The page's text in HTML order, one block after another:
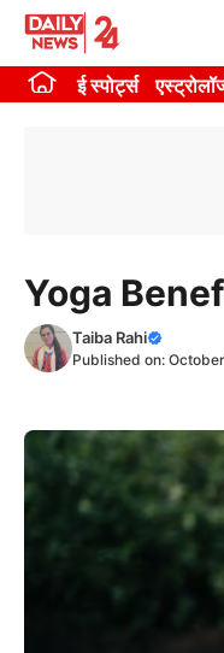
Skip
contentई स्पोर्ट्स
Yoga
Taiba Rahi
Published on: